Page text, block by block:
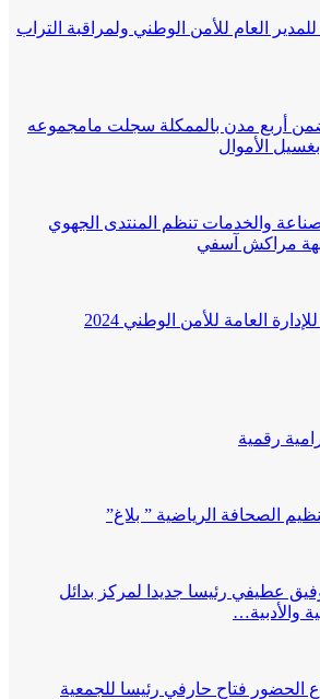
العام للأمن الوطني ولمراقبة التراب
ضمن أربع مدن بالممكلة سجلت مامجموعه
والخدمات تنظم المنتدى الجهوي
مراكش آسفي
العامة للأمن الوطني 2024
رقمية
الصحافة الرياضية ” بلاغ”
عطيفي رئيسا جديدا لمركز بدائل
والأدبية…
فتاح حارفي رئيسا للجمعية